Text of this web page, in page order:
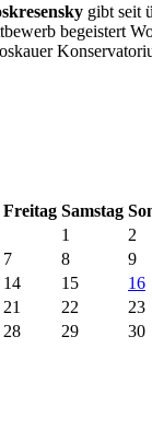
gibt seit
begeistert
Freitag Samstag So
1
2
7 8
9
14 15
16
21 22
23
28 29
30